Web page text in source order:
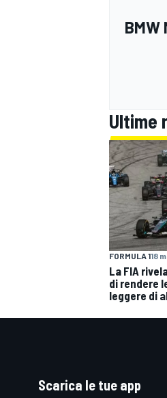
Ultime
FORMULA 118
La FIA
di rendere
leggere di
Scarica le tue app